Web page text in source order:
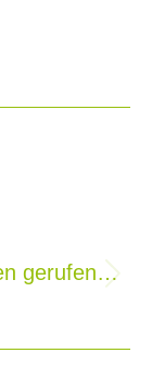
gerufen…